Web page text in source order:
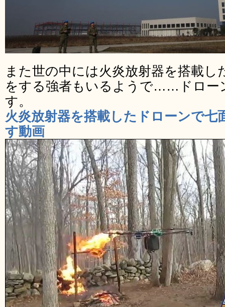
また世の中には火炎放射器を搭載
をする強者もいるようで……ドロー
す。
火炎放射器を搭載したドローンで七
す動画